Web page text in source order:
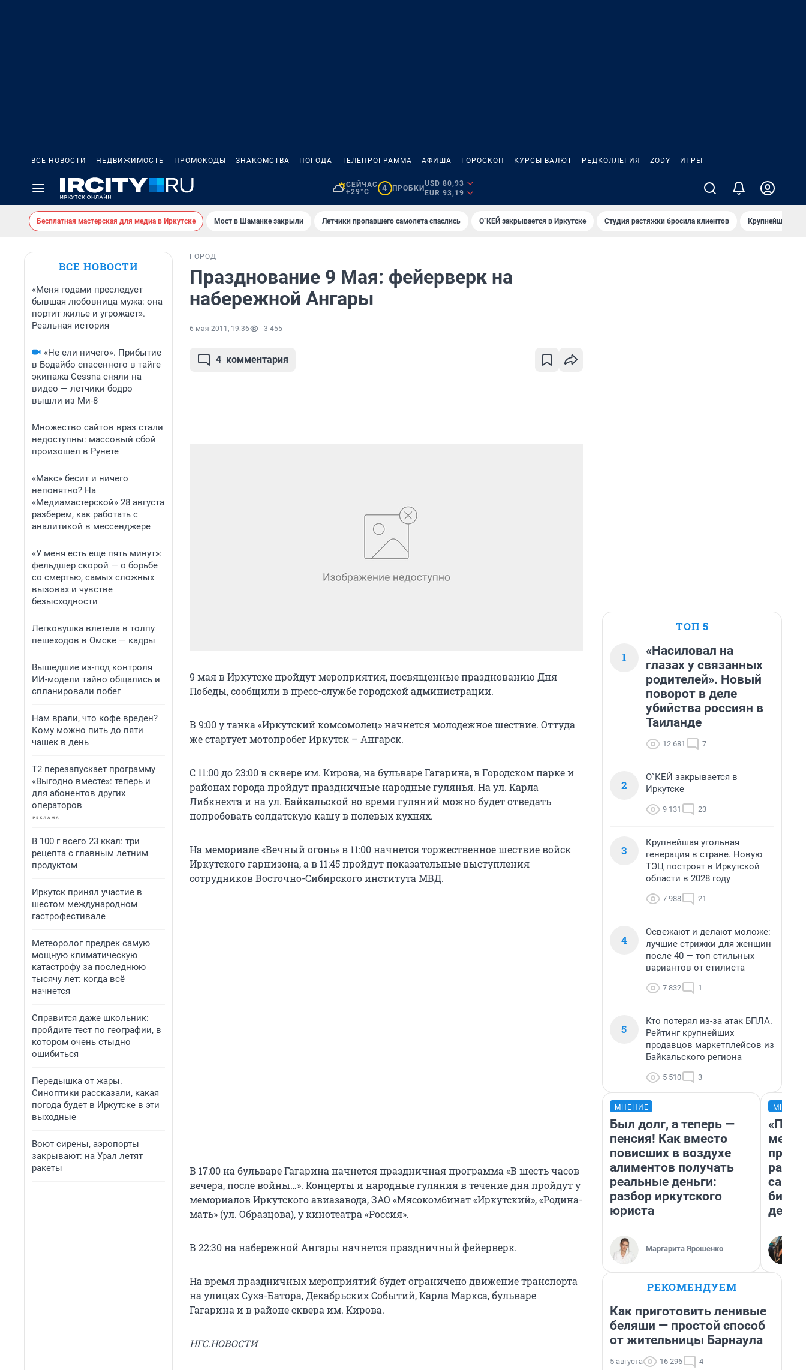
ВСЕ НОВОСТИ НЕДВИЖИМОСТЬ ПРОМОКОДЫ ЗНАКОМСТВА ПОГОДА ТЕЛЕПРОГРАММА АФИША ГОРОСКОП КУРСЫ ВАЛЮТ РЕДКОЛЛЕГИЯ ZODY ИГРЫ
СЕЙЧАС
+29°C
4 ПРОБКИ
USD 80,93
EUR 93,19
Бесплатная мастерская для медиа в Иркутске Мост в Шаманке закрыли Летчики пропавшего самолета спаслись О`КЕЙ закрывается в Иркутске Студия растяжки бросила клиентов Крупнейшие
ВСЕ НОВОСТИ
«Меня годами преследует
бывшая любовница мужа: она
портит жилье и угрожает».
Реальная история
«Не ели ничего». Прибытие
в Бодайбо спасенного в тайге
экипажа Cessna сняли на
видео — летчики бодро
вышли из Ми-8
Множество сайтов враз стали
недоступны: массовый сбой
произошел в Рунете
«Макс» бесит и ничего
непонятно? На
«Медиамастерской» 28 августа
разберем, как работать с
аналитикой в мессенджере
«У меня есть еще пять минут»:
фельдшер скорой — о борьбе
со смертью, самых сложных
вызовах и чувстве
безысходности
Легковушка влетела в толпу
пешеходов в Омске — кадры
Вышедшие из-под контроля
ИИ-модели тайно общались и
спланировали побег
Нам врали, что кофе вреден?
Кому можно пить до пяти
чашек в день
Т2 перезапускает программу
«Выгодно вместе»: теперь и
для абонентов других
операторов
В 100 г всего 23 ккал: три
рецепта с главным летним
продуктом
Иркутск принял участие в
шестом международном
гастрофестивале
Метеоролог предрек самую
мощную климатическую
катастрофу за последнюю
тысячу лет: когда всё
начнется
Справится даже школьник:
пройдите тест по географии, в
котором очень стыдно
ошибиться
Передышка от жары.
Синоптики рассказали, какая
погода будет в Иркутске в эти
выходные
Воют сирены, аэропорты
закрывают: на Урал летят
ракеты
ГОРОД
Празднование 9 Мая: фейерверк на
набережной Ангары
6 мая 2011, 19:36 3 455
4 комментария
9 мая в Иркутске пройдут мероприятия, посвященные празднованию Дня
Победы, сообщили в пресс-службе городской администрации.
В 9:00 у танка «Иркутский комсомолец» начнется молодежное шествие. Оттуда
же стартует мотопробег Иркутск – Ангарск.
С 11:00 до 23:00 в сквере им. Кирова, на бульваре Гагарина, в Городском парке и
районах города пройдут праздничные народные гулянья. На ул. Карла
Либкнехта и на ул. Байкальской во время гуляний можно будет отведать
попробовать солдатскую кашу в полевых кухнях.
На мемориале «Вечный огонь» в 11:00 начнется торжественное шествие войск
Иркутского гарнизона, а в 11:45 пройдут показательные выступления
сотрудников Восточно-Сибирского института МВД.
В 17:00 на бульваре Гагарина начнется праздничная программа «В шесть часов
вечера, после войны…». Концерты и народные гуляния в течение дня пройдут у
мемориалов Иркутского авиазавода, ЗАО «Мясокомбинат «Иркутский», «Родина-
мать» (ул. Образцова), у кинотеатра «Россия».
В 22:30 на набережной Ангары начнется праздничный фейерверк.
На время праздничных мероприятий будет ограничено движение транспорта
на улицах Сухэ-Батора, Декабрьских Событий, Карла Маркса, бульваре
Гагарина и в районе сквера им. Кирова.
НГС.НОВОСТИ
ТОП 5
1
«Насиловал на
глазах у связанных
родителей». Новый
поворот в деле
убийства россиян в
Таиланде
12 681 7
2
О`КЕЙ закрывается в
Иркутске
9 131 23
3
Крупнейшая угольная
генерация в стране. Новую
ТЭЦ построят в Иркутской
области в 2028 году
7 988 21
4
Освежают и делают моложе:
лучшие стрижки для женщин
после 40 — топ стильных
вариантов от стилиста
7 832 1
5
Кто потерял из-за атак БПЛА.
Рейтинг крупнейших
продавцов маркетплейсов из
Байкальского региона
5 510 3
МНЕНИЕ
Был долг, а теперь —
пенсия! Как вместо
повисших в воздухе
алиментов получать
реальные деньги:
разбор иркутского
юриста
Маргарита Ярошенко
РЕКОМЕНДУЕМ
Как приготовить ленивые
беляши — простой способ
от жительницы Барнаула
5 августа 16 296 4